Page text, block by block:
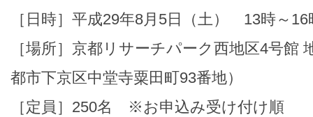
［日時］平成29年8月5日（土） 13時～
［場所］京都リサーチパーク西地区4号館
都市下京区中堂寺粟田町93番地）
［定員］250名 ※お申込み受け付け順